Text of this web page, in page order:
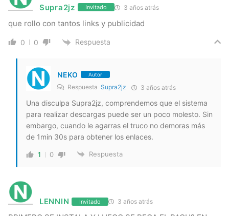
Supra2jz Invitado 3 años atrás
que rollo con tantos links y publicidad
0 0 Respuesta
NEKO Autor
Respuesta Supra2jz 3 años atrás
Una disculpa Supra2jz, comprendemos que el sistema
para realizar descargas puede ser un poco molesto. Sin
embargo, cuando le agarras el truco no demoras más
de 1min 30s para obtener los enlaces.
1 0 Respuesta
LENNIN Invitado 3 años atrás